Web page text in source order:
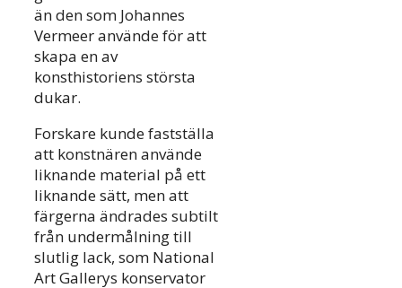
än den som Johannes
Vermeer använde för att
skapa en av
konsthistoriens största
dukar.
Forskare kunde fastställa
att konstnären använde
liknande material på ett
liknande sätt, men att
färgerna ändrades subtilt
från undermålning till
slutlig lack, som National
Art Gallerys konservator